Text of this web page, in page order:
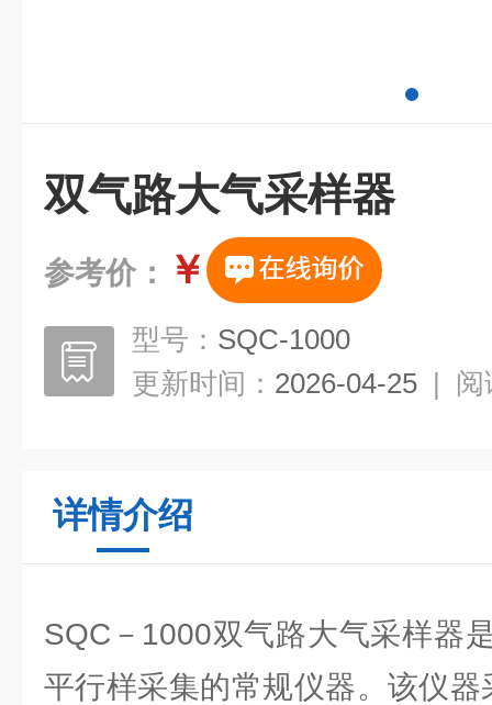
双气路大气采样器
参考价： ￥
型号： SQC-1000
更新时间： 2026-04-25 | 阅
详情介绍
SQC－1000双气路大气采样器
平行样采集的常规仪器。该仪